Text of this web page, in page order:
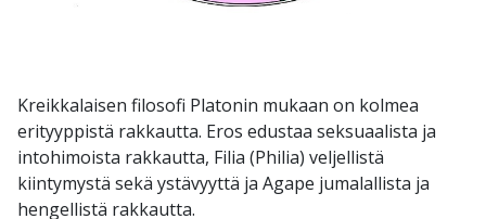
Kreikkalaisen filosofi Platonin mukaan on kolmea
erityyppistä rakkautta. Eros edustaa seksuaalista ja
intohimoista rakkautta, Filia (Philia) veljellistä
kiintymystä sekä ystävyyttä ja Agape jumalallista ja
hengellistä rakkautta.